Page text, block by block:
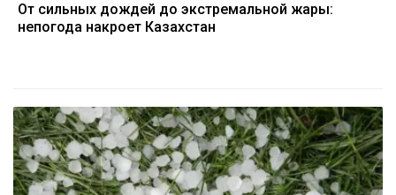
От сильных дождей до экстремальной жары:
непогода накроет Казахстан